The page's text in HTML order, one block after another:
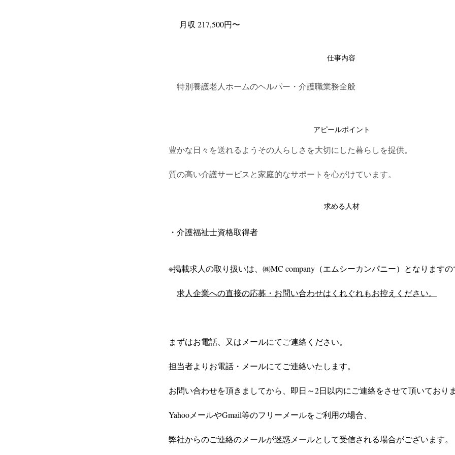
月収 217,500円〜
仕事内容
特別養護老人ホームのヘルパー・介護職業務全般
アピールポイント
豊かな日々を送れるようその人らしさを大切にした暮らしを提供。
質の高い介護サービスと家庭的なサポートを心がけています。
求める人材
・介護福祉士資格取得者
※掲載求人の取り扱いは、㈱MC company（エムシーカンパニー）となりますの
求人企業への直接の応募・お問い合わせはくれぐれもお控えください。
まずはお電話、又はメールにてご連絡ください。
担当者よりお電話・メールにてご連絡いたします。
お問い合わせを頂きましてから、即日～2日以内にご連絡をさせて頂いておりま
YahooメールやGmail等のフリーメールをご利用の場合、
弊社からのご連絡のメールが迷惑メールとして受信される場合がございます。